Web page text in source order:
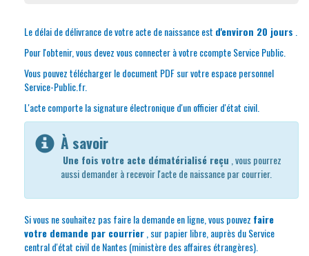
Le délai de délivrance de votre acte de naissance est d'environ 20 jours
Pour l'obtenir, vous devez vous connecter à votre ccompte Service Public.
Vous pouvez télécharger le document PDF sur votre espace personnel
Service-Public.fr.
L'acte comporte la signature électronique d'un officier d'état civil.
À savoir
Une fois votre acte dématérialisé reçu , vous pourrez
aussi demander à recevoir l'acte de naissance par courrier.
Si vous ne souhaitez pas faire la demande en ligne, vous pouvez faire
votre demande par courrier , sur papier libre, auprès du Service
central d'état civil de Nantes (ministère des affaires étrangères).